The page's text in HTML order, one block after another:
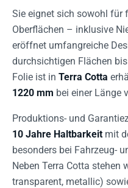
Sie eignet sich sowohl für
Oberflächen – inklusive
eröffnet umfangreiche
durchsichtigen Flächen
Folie ist in Terra Cotta
1220 mm bei einer Länge
Produktions- und
10 Jahre Haltbarkeit mit
besonders bei Fahrzeug-
Neben Terra Cotta stehen
transparent, metallic)